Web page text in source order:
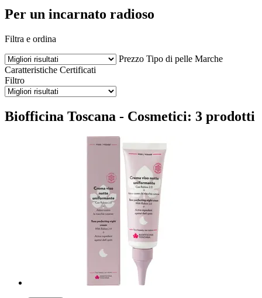
Per un incarnato radioso
Filtra e ordina
Prezzo Tipo di pelle Marche
Caratteristiche Certificati
Filtro
Biofficina Toscana - Cosmetici: 3 prodotti